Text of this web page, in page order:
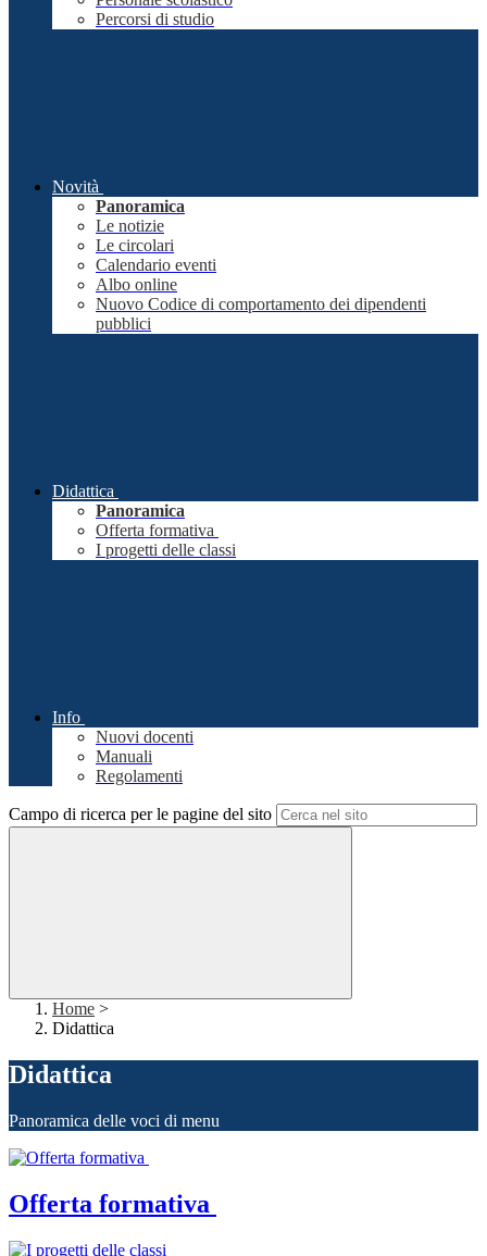
Percorsi di studio
Novità
Panoramica
Le notizie
Le circolari
Calendario eventi
Albo online
Nuovo Codice di comportamento dei dipendenti
pubblici
Didattica
Panoramica
Offerta formativa
I progetti delle classi
Info
Nuovi docenti
Manuali
Regolamenti
Campo di ricerca per le pagine del sito
Home >
Didattica
Didattica
Panoramica delle voci di menu
Offerta formativa